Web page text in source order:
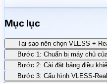
Mục lục
Tại sao nên chọn VLESS +
Bước 1: Chuẩn bị máy chủ
Bước 2: Cài đặt bảng điều
Bước 3: Cấu hình VLESS-